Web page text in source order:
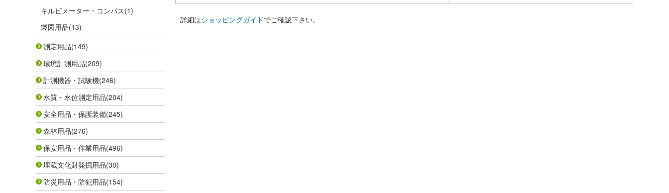
キルビメーター・コンパス(1)
製図用品(13)
測定用品(149)
環境計測用品(209)
計測機器・試験機(246)
水質・水位測定用品(204)
安全用品・保護装備(245)
森林用品(276)
保安用品・作業用品(496)
埋蔵文化財発掘用品(30)
防災用品・防犯用品(154)
詳細はショッピングガイドでご確認下さい。